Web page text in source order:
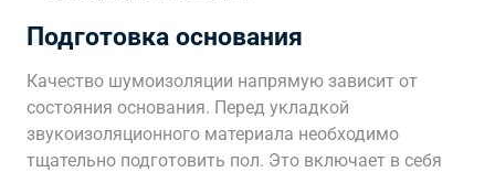
Подготовка основания
Качество шумоизоляции напрямую зависит от
состояния основания. Перед укладкой
звукоизоляционного материала необходимо
тщательно подготовить пол. Это включает в себя